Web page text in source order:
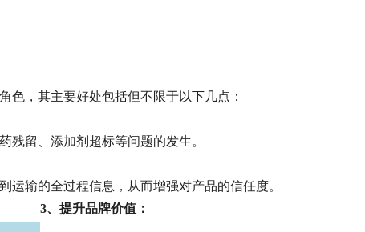
色，其主要好处包括但不限于以下几点：
残留、添加剂超标等问题的发生。
输的全过程信息，从而增强对产品的信任度。
3、提升品牌价值：